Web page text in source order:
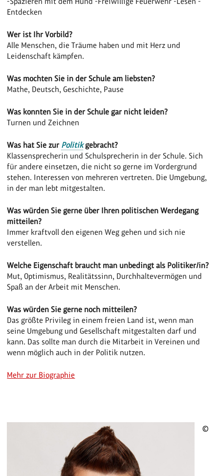
Entdecken
Wer ist Ihr Vorbild?
Alle Menschen, die Träume haben und mit Herz und
Leidenschaft kämpfen.
Was mochten Sie in der Schule am liebsten?
Mathe, Deutsch, Geschichte, Pause
Was konnten Sie in der Schule gar nicht leiden?
Turnen und Zeichnen
Was hat Sie zur Politikgebracht?
Klassensprecherin und Schulsprecherin in der Schule. Sich
für andere einsetzen, die nicht so gerne im Vordergrund
stehen. Interessen von mehreren vertreten. Die Umgebung,
in der man lebt mitgestalten.
Was würden Sie gerne über Ihren politischen Werdegang
mitteilen?
Immer kraftvoll den eigenen Weg gehen und sich nie
verstellen.
Welche Eigenschaft braucht man unbedingt als Politiker/in?
Mut, Optimismus, Realitätssinn, Durchhaltevermögen und
Spaß an der Arbeit mit Menschen.
Was würden Sie gerne noch mitteilen?
Das größte Privileg in einem freien Land ist, wenn man
seine Umgebung und Gesellschaft mitgestalten darf und
kann. Das sollte man durch die Mitarbeit in Vereinen und
wenn möglich auch in der Politik nutzen.
Mehr zur Biographie
©